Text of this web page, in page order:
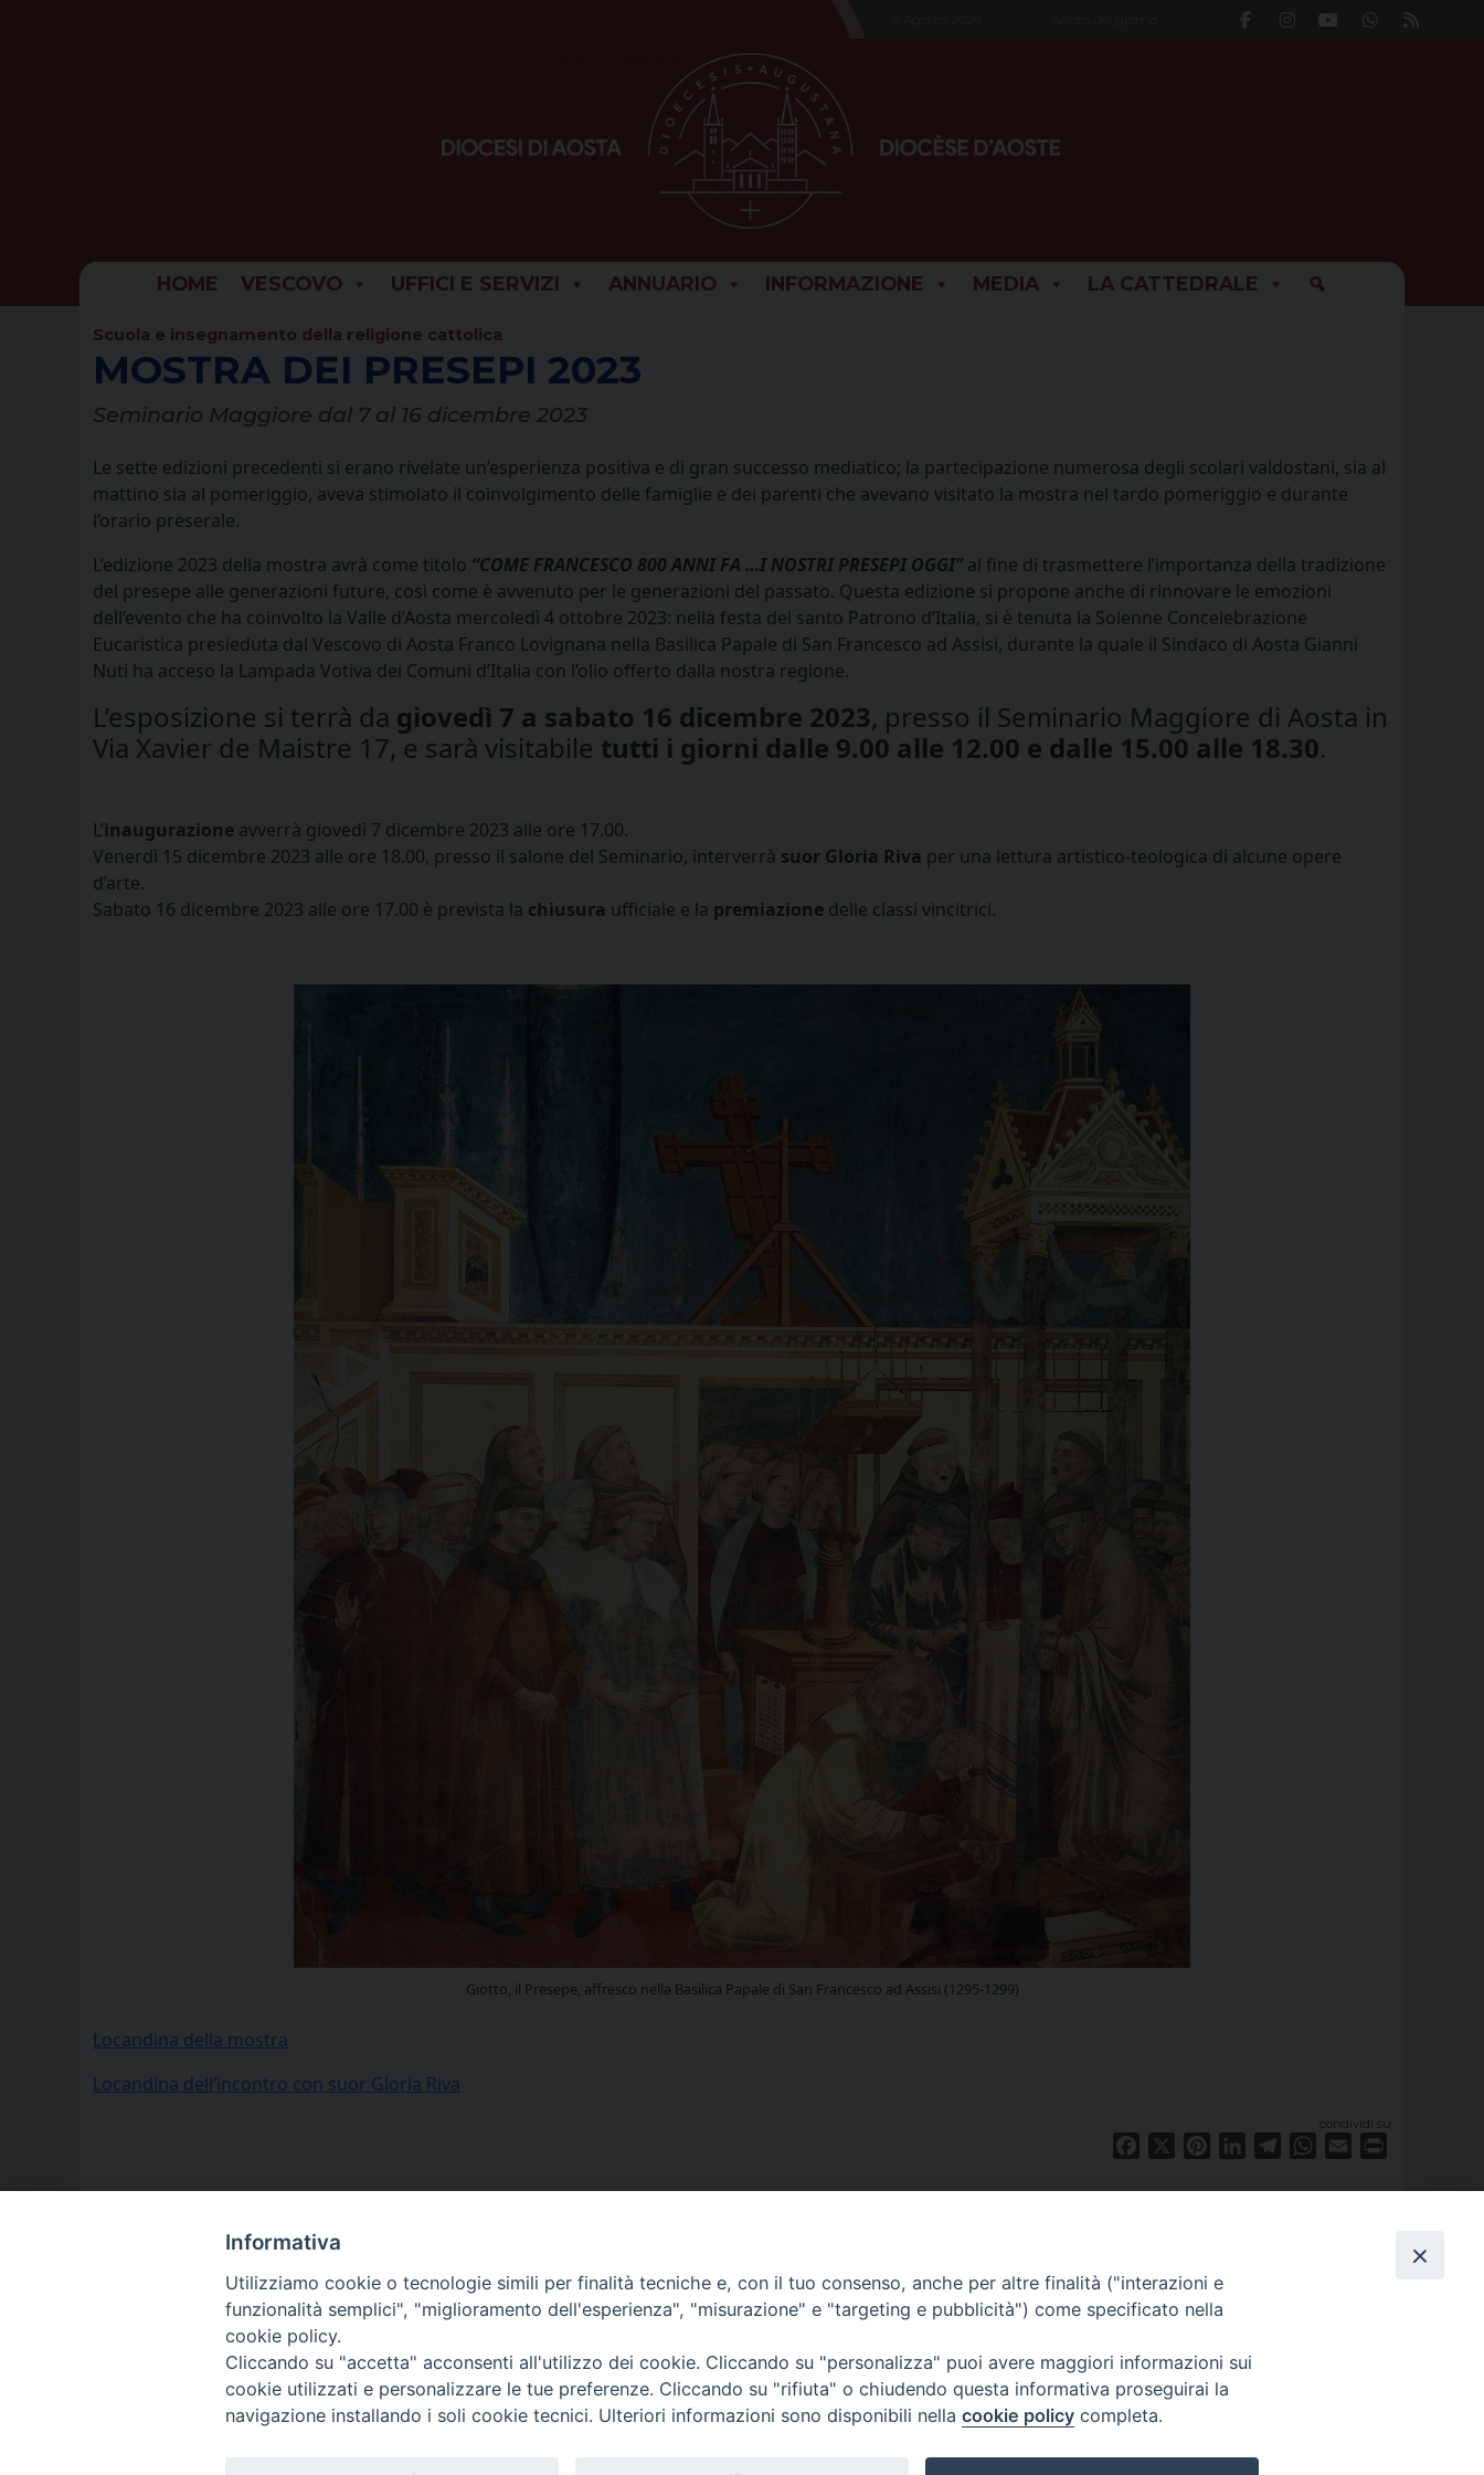
HOME VESCOVO UFFICI E SERVIZI ANNUARIO INFORMAZIONE MEDIA LA CATTEDRALE
Scuola e insegnamento della religione cattolica
MOSTRA DEI PRESEPI 2023
Seminario Maggiore dal 7 al 16 dicembre 2023
Le sette edizioni precedenti si erano rivelate un’esperienza positiva e di gran successo mediatico; la partecipazione numerosa degli scolari valdostani, sia al
mattino sia al pomeriggio, aveva stimolato il coinvolgimento delle famiglie e dei parenti che avevano visitato la mostra nel tardo pomeriggio e durante
l’orario preserale.
L’edizione 2023 della mostra avrà come titolo “COME FRANCESCO 800 ANNI FA …I NOSTRI PRESEPI OGGI”al fine di trasmettere l’importanza della tradizione
del presepe alle generazioni future, così come è avvenuto per le generazioni del passato. Questa edizione si propone anche di rinnovare le emozioni
dell’evento che ha coinvolto la Valle d’Aosta mercoledì 4 ottobre 2023: nella festa del santo Patrono d’Italia, si è tenuta la Solenne Concelebrazione
Eucaristica presieduta dal Vescovo di Aosta Franco Lovignana nella Basilica Papale di San Francesco ad Assisi, durante la quale il Sindaco di Aosta Gianni
Nuti ha acceso la Lampada Votiva dei Comuni d’Italia con l’olio offerto dalla nostra regione.
L’esposizione si terrà da giovedì 7 a sabato 16 dicembre 2023, presso il Seminario Maggiore di Aosta in
Via Xavier de Maistre 17, e sarà visitabile tutti i giorni dalle 9.00 alle 12.00 e dalle 15.00 alle 18.30.
L’inaugurazione avverrà giovedì 7 dicembre 2023 alle ore 17.00.
Venerdì 15 dicembre 2023 alle ore 18.00, presso il salone del Seminario, interverrà suor Gloria Riva per una lettura artistico-teologica di alcune opere
d’arte.
Sabato 16 dicembre 2023 alle ore 17.00 è prevista la chiusura ufficiale e la premiazione delle classi vincitrici.
Giotto, il Presepe, affresco nella Basilica Papale di San Francesco ad Assisi (1295-1299)
Locandina della mostra
Locandina dell’incontro con suor Gloria Riva
condividi su
Facebook PinterestLinkedInTelegramWhatsApp
Email
Informativa
Utilizziamo cookie o tecnologie simili per finalità tecniche e, con il tuo consenso, anche per altre finalità ("interazioni e
funzionalità semplici", "miglioramento dell'esperienza", "misurazione" e "targeting e pubblicità") come specificato nella
cookie policy.
Cliccando su "accetta" acconsenti all'utilizzo dei cookie. Cliccando su "personalizza" puoi avere maggiori informazioni sui
cookie utilizzati e personalizzare le tue preferenze. Cliccando su "rifiuta" o chiudendo questa informativa proseguirai la
navigazione installando i soli cookie tecnici. Ulteriori informazioni sono disponibili nella cookie policy completa.